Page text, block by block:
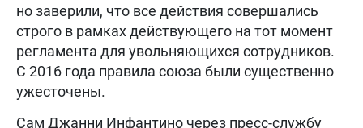
но заверили, что все действия совершались
строго в рамках действующего на тот момент
регламента для увольняющихся сотрудников.
С 2016 года правила союза были существенно
ужесточены.
Сам Джанни Инфантино через пресс-службу